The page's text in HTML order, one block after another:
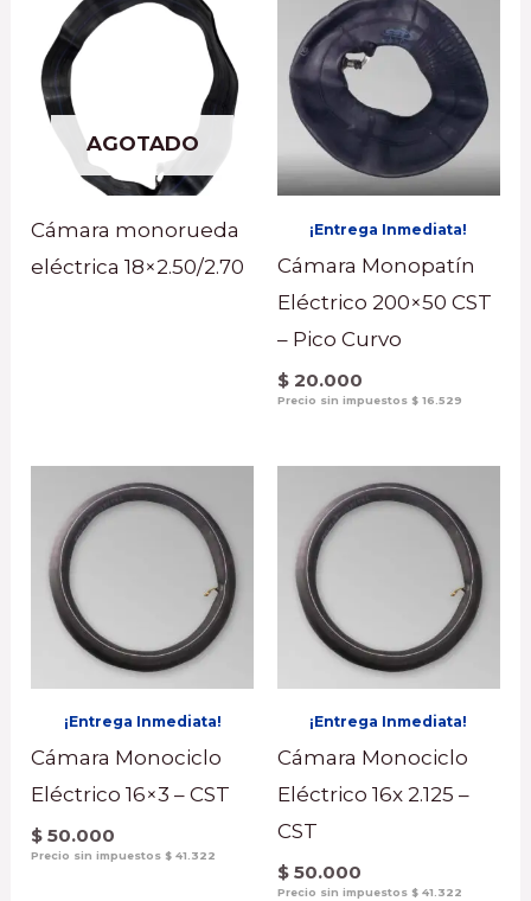
AGOTADO
Cámara monorueda
eléctrica 18×2.50/2.70
¡Entrega Inmediata!
Cámara Monopatín
Eléctrico 200×50 CST
– Pico Curvo
$ 20.000
Precio sin impuestos $ 16.529
¡Entrega Inmediata!
Cámara Monociclo
Eléctrico 16×3 – CST
$ 50.000
Precio sin impuestos$ 41.322
¡Entrega Inmediata!
Cámara Monociclo
Eléctrico 16x 2.125 –
CST
$ 50.000
Precio sin impuestos $ 41.322